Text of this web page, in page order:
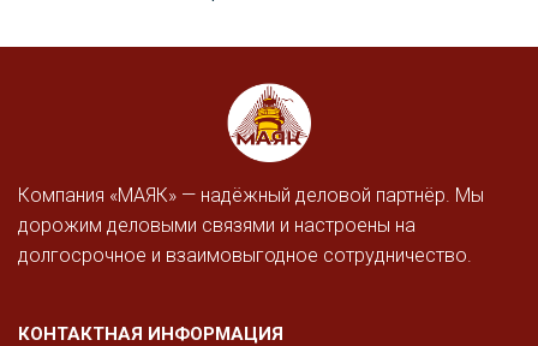
Компания «МАЯК» — надёжный деловой партнёр. Мы
дорожим деловыми связями и настроены на
долгосрочное и взаимовыгодное сотрудничество.
КОНТАКТНАЯ ИНФОРМАЦИЯ